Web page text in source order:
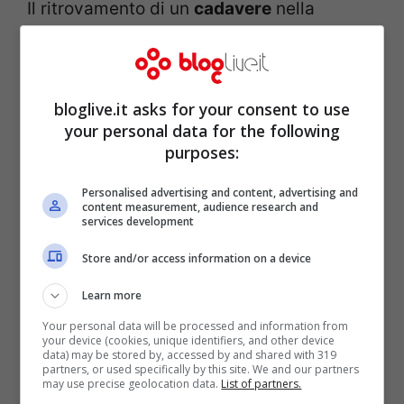
Il ritrovamento di un cadavere nella
Roma, farà sicuramente parlare molto nei
prossimi giorni. Per collaborare con le
autorità molti volontari, tra cui il presidente
dell’Associazione per Villa Pamphili
Arca , hanno dato la propria disponibilità
per cercare di identificare il cadavere. Non
è la prima volta che la storica villa finisce
sui giornali in queste settimane. Lo scorso
20 agosto
uomo che ha deciso di fare ilbagnonella
fontana. L’Associazione ha denunciato
bloglive.it asks for your consent to use
your personal data for the following
purposes:
Personalised advertising and content, advertising and
content measurement, audience research and
services development
Store and/or access information on a device
Learn more
Your personal data will be processed and information from
your device (cookies, unique identifiers, and other device
data) may be stored by, accessed by and shared with 319
partners, or used specifically by this site. We and our partners
may use precise geolocation data. List of partners.